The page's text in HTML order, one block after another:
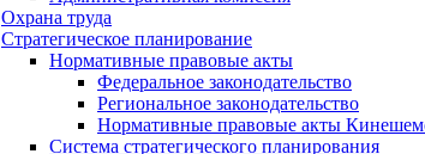
Охрана труда
Стратегическое планирование
Нормативные правовые акты
Федеральное законодательство
Региональное законодательство
Нормативные правовые акты
Система стратегического планирования